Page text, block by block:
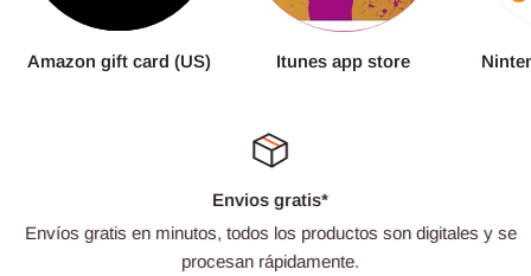
Amazon gift card (US) Itunes app store
Envios gratis*
Envíos gratis en minutos, todos los productos son digitales y se
procesan rápidamente.